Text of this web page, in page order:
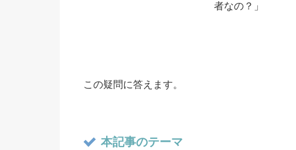
者なの？」
この疑問に答えます。
本記事のテーマ